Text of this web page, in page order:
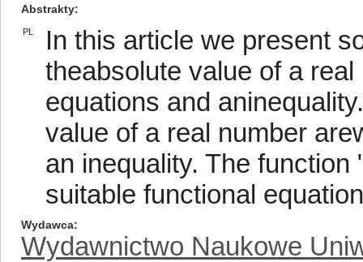
Abstrakty
PL
In this article we present
theabsolute value of a
equations and
value of a real number
an inequality. The
suitable functional
Wydawca
Wydawnictwo Naukowe